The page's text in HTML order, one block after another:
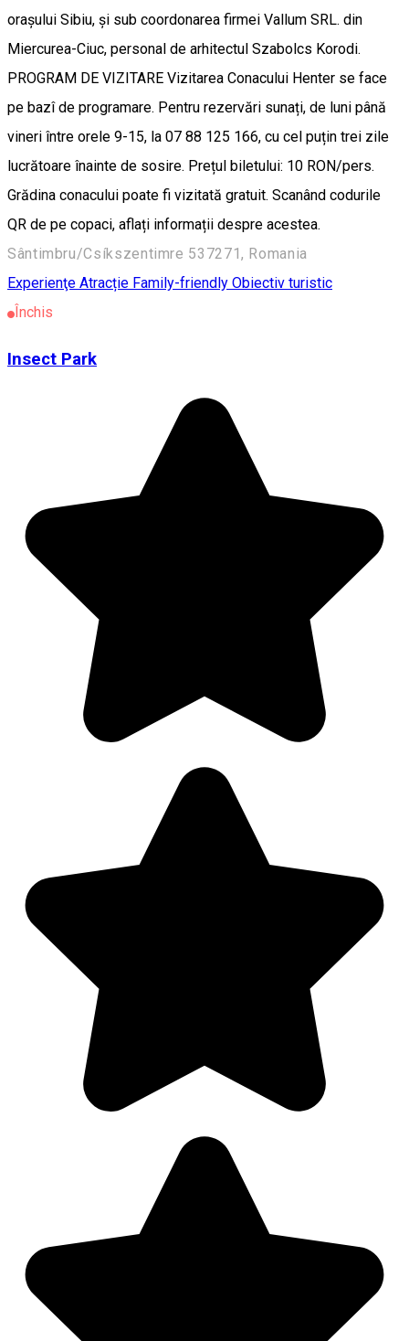
orașului Sibiu, și sub coordonarea firmei Vallum SRL. din
Miercurea-Ciuc, personal de arhitectul Szabolcs Korodi.
PROGRAM DE VIZITARE Vizitarea Conacului Henter se face
pe bazî de programare. Pentru rezervări sunați, de luni până
vineri între orele 9-15, la 07 88 125 166, cu cel puțin trei zile
lucrătoare înainte de sosire. Prețul biletului: 10 RON/pers.
Grădina conacului poate fi vizitată gratuit. Scanând codurile
QR de pe copaci, aflați informații despre acestea.
Sântimbru/Csíkszentimre 537271, Romania
Experienţe Atracție Family-friendly Obiectiv turistic
Închis
Insect Park